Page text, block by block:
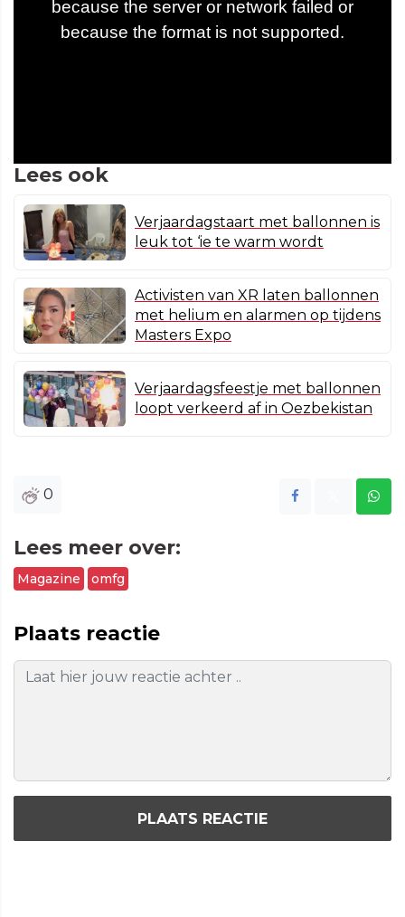
Lees ook
Verjaardagstaart met ballonnen is
leuk tot ‘ie te warm wordt
Activisten van XR laten ballonnen
met helium en alarmen op tijdens
Masters Expo
Verjaardagsfeestje met ballonnen
loopt verkeerd af in Oezbekistan
0
Lees meer over:
Magazine omfg
Plaats reactie
PLAATS REACTIE